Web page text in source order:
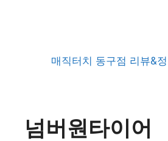
매직터치 동구점 리뷰&
넘버원타이어